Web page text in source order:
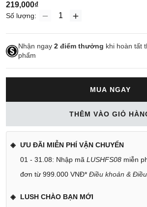
219,000₫
Số lượng:
Nhận ngay 2 điểm thưởng khi hoàn tất
phẩm
MUA NGAY
THÊM VÀO GIỎ
ƯU ĐÃI MIỄN PHÍ VẬN CHUYỂN
01 - 31.08: Nhập mã LUSHFS08 miễn
đơn từ 999.000 VNĐ* Điều khoản &
LUSH CHÀO BẠN MỚI